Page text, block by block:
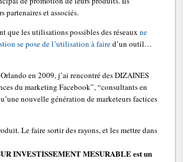
partenaires et associés.
que les utilisations possibles des réseaux ne
se pose de l’utilisation à faired’un outil…
en 2009, j’ai rencontré des DIZAINES
du marketing Facebook”, “consultants en
nouvelle génération de marketeurs factices
Le faire sortir des rayons, et les mettre dans
INVESTISSEMENT MESURABLE est un